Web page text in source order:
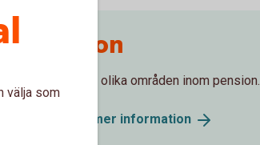
Pension
Läs mer om olika områden inom pension.
Pension - mer information
välja som